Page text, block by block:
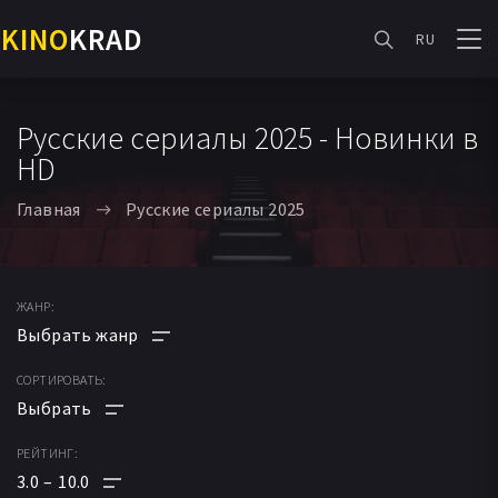
KINOKRAD RU
Русские сериалы 2025 - Новинки в
HD
Главная Русские сериалы 2025
ЖАНР:
АНИМЕ
ФАНТАСТИКА
СОРТИРОВАТЬ:
ПО РЕЙТИНГУ
РЕЙТИНГ:
3.0 10.0